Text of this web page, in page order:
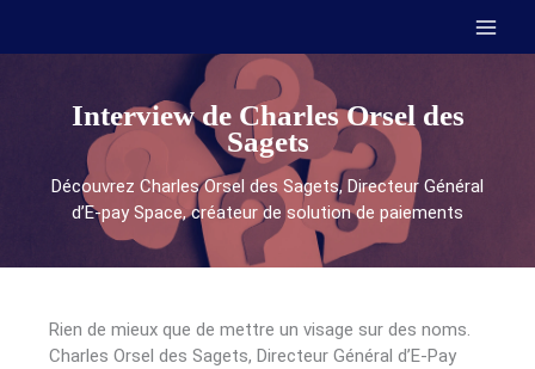
Interview de Charles Orsel des
Sagets
Découvrez Charles Orsel des Sagets, Directeur Général
d’E-pay Space, créateur de solution de paiements
Rien de mieux que de mettre un visage sur des noms.
Charles Orsel des Sagets, Directeur Général d’E-Pay